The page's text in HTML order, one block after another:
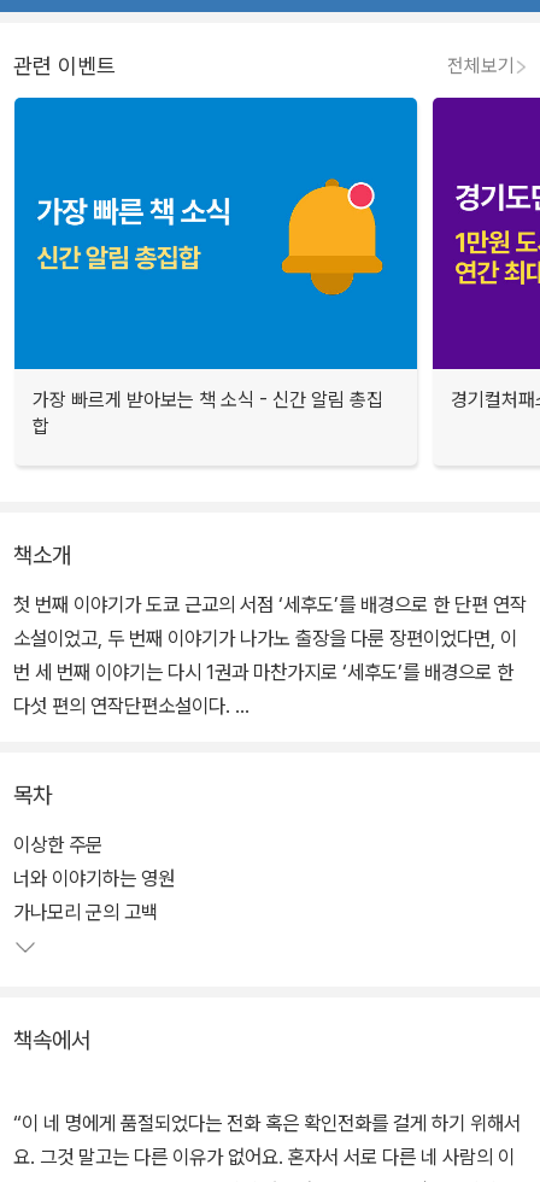
관련 이벤트 전체보기
가장 빠르게 받아보는 책 소식 - 신간 알림 총집
합
경기컬처
책소개
첫 번째 이야기가 도쿄 근교의 서점 ‘세후도’를 배경으로 한 단편 연작
소설이었고, 두 번째 이야기가 나가노 출장을 다룬 장편이었다면, 이
번 세 번째 이야기는 다시 1권과 마찬가지로 ‘세후도’를 배경으로 한
다섯 편의 연작단편소설이다.
가 하면 초등학생 실종사건이 일어나기도 하고, 신진 미스터리 작가
는 정체불명의 팬이 누군지 밝혀달라고 한다. 세후도 서점의 홈즈걸
콤비는 특유의 명쾌한 추리로 이번 사건들도 무사히 해결할 수 있을
까?
목차
이상한 주문
너와 이야기하는 영원
가나모리 군의 고백
책속에서
“이 네 명에게 품절되었다는 전화 혹은 확인전화를 걸게 하기 위해서
요. 그것 말고는 다른 이유가 없어요. 혼자서 서로 다른 네 사람의 이